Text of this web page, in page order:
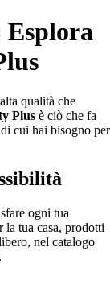
qualità che
Plus è ciò che fa
cui hai bisogno per
ogni tua
la tua casa, prodotti
nel catalogo